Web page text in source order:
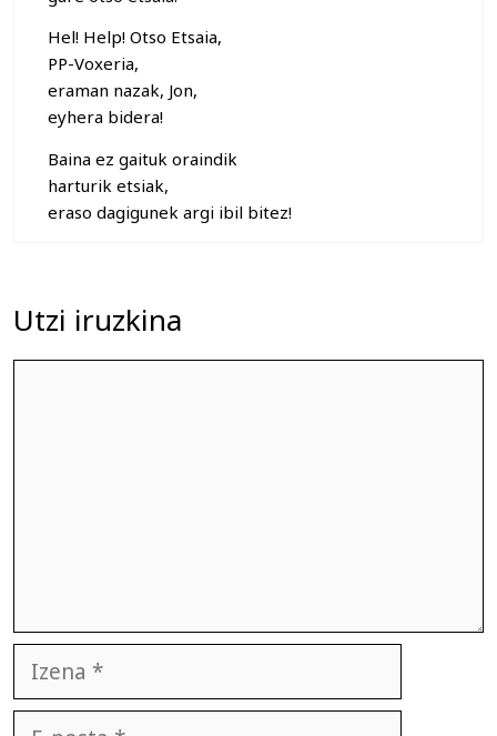
Hel! Help! Otso Etsaia,
PP-Voxeria,
eraman nazak, Jon,
eyhera bidera!
Baina ez gaituk oraindik
harturik etsiak,
eraso dagigunek argi ibil bitez!
Utzi iruzkina